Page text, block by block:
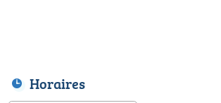
Horaires